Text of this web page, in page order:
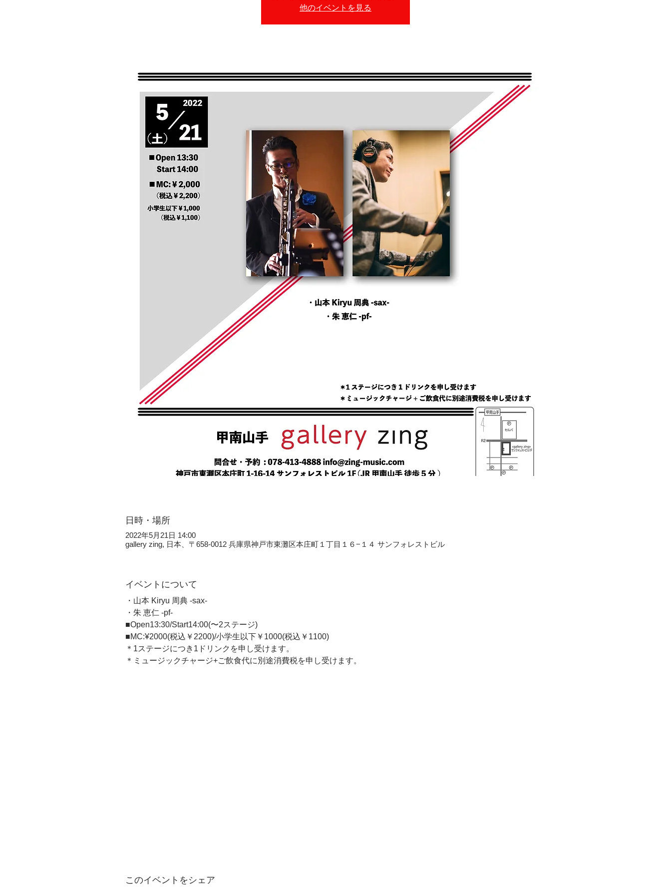
他のイベントを見る
日時・場所
2022年5月21日 14:00
gallery zing, 日本、〒658-0012 兵庫県神戸市東灘区本庄町１丁目１６−１４ サンフォレストビル
イベントについて
・山本 Kiryu 周典 -sax-
・朱 恵仁 -pf-
■Open13:30/Start14:00(〜2ステージ)
■MC:¥2000(税込￥2200)/小学生以下￥1000(税込￥1100)
＊1ステージにつき1ドリンクを申し受けます。
＊ミュージックチャージ+ご飲食代に別途消費税を申し受けます。
このイベントをシェア